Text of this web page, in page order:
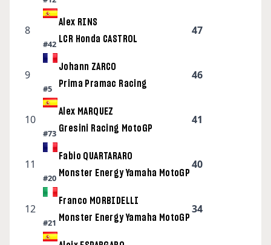
8
#42
Alex RINS
LCR Honda CASTROL
47
9
#5
Johann ZARCO
Prima Pramac Racing
46
10
#73
Alex MARQUEZ
Gresini Racing MotoGP
41
11
#20
Fabio QUARTARARO
Monster Energy Yamaha MotoGP
40
12
#21
Franco MORBIDELLI
Monster Energy Yamaha MotoGP
34